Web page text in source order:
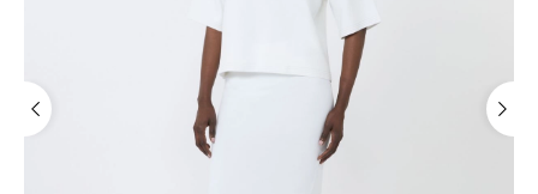
막스마라의 세계로 당신
을 초대합니다